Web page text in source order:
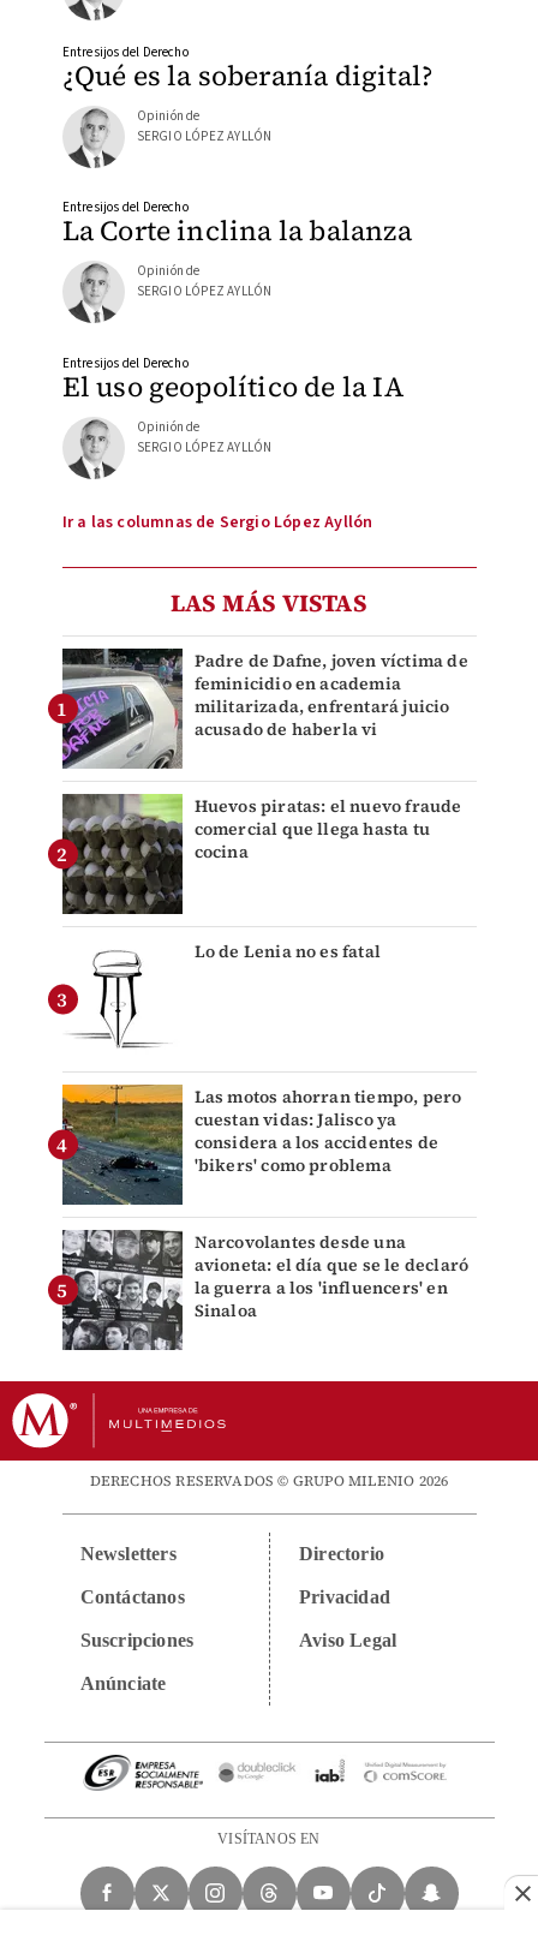
¿Qué es la soberanía digital?
Entresijos del Derecho
Opinión de
SERGIO LÓPEZ AYLLÓN
La Corte inclina la balanza
Entresijos del Derecho
Opinión de
SERGIO LÓPEZ AYLLÓN
El uso geopolítico de la IA
Entresijos del Derecho
Opinión de
SERGIO LÓPEZ AYLLÓN
Ir a las columnas de Sergio López Ayllón
LAS MÁS VISTAS
Padre de Dafne, joven víctima de
feminicidio en academia
militarizada, enfrentará juicio
acusado de haberla vi
Huevos piratas: el nuevo fraude
comercial que llega hasta tu
cocina
Lo de Lenia no es fatal
Las motos ahorran tiempo, pero
cuestan vidas: Jalisco ya
considera a los accidentes de
'bikers' como problema
Narcovolantes desde una
avioneta: el día que se le declaró
la guerra a los 'influencers' en
Sinaloa
DERECHOS RESERVADOS © GRUPO MILENIO 2026
Newsletters
Contáctanos
Suscripciones
Anúnciate
Directorio
Privacidad
Aviso Legal
VISÍTANOS EN